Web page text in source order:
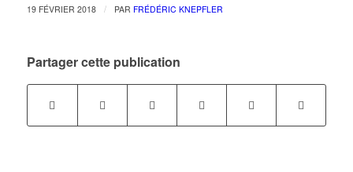
19 FÉVRIER 2018 / PAR FRÉDÉRIC KNEPFLER
Partager cette publication